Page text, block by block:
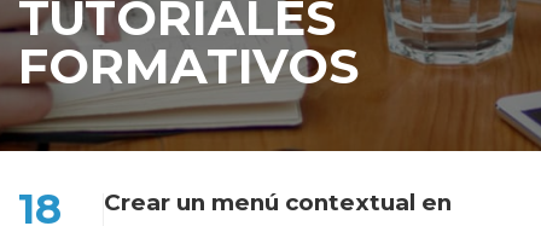
TUTORIALES
FORMATIVOS
18
Crear un menú contextual en